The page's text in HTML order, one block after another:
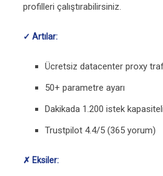
profilleri çalıştırabilirsiniz.
✓ Artılar:
Ücretsiz datacenter proxy
50+ parametre ayarı
Dakikada 1.200 istek
Trustpilot 4.4/5 (365 yorum)
✗ Eksiler: